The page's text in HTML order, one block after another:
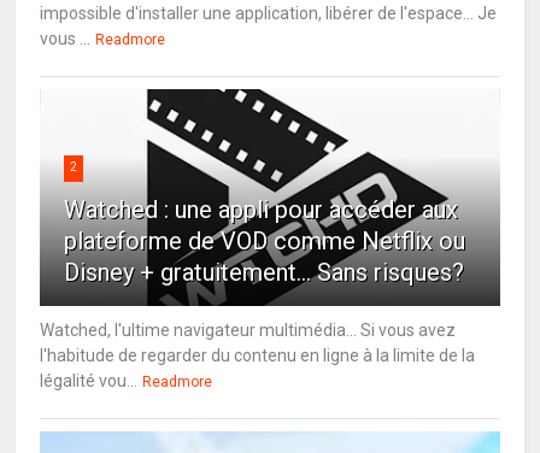
impossible d'installer une application, libérer de l'espace... Je
vous ... Readmore
2
Watched : une appli pour accéder aux
plateforme de VOD comme Netflix ou
Disney + gratuitement... Sans risques?
Watched, l'ultime navigateur multimédia... Si vous avez
l'habitude de regarder du contenu en ligne à la limite de la
légalité vou... Readmore